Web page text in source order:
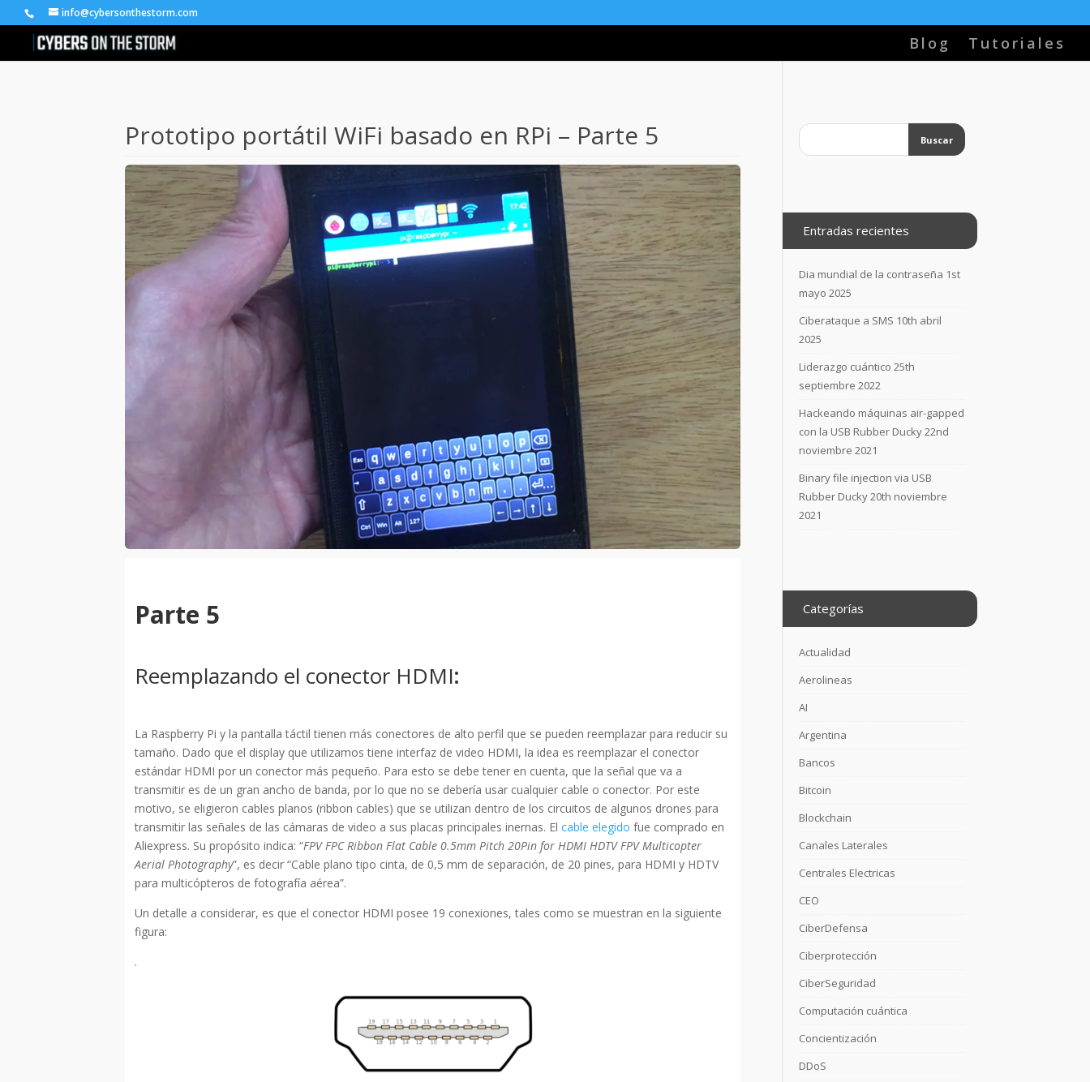
info@cybersonthestorm.com
Blog Tutoriales
Prototipo portátil WiFi basado en RPi – Parte 5
Parte 5
Reemplazando el conector HDMI:
La Raspberry Pi y la pantalla táctil tienen más conectores de alto perfil que se pueden reemplazar para reducir su
tamaño. Dado que el display que utilizamos tiene interfaz de video HDMI, la idea es reemplazar el conector
estándar HDMI por un conector más pequeño. Para esto se debe tener en cuenta, que la señal que va a
transmitir es de un gran ancho de banda, por lo que no se debería usar cualquier cable o conector. Por este
motivo, se eligieron cables planos (ribbon cables) que se utilizan dentro de los circuitos de algunos drones para
transmitir las señales de las cámaras de video a sus placas principales inernas. Elcable elegido fue comprado en
Aliexpress. Su propósito indica: “FPV FPC Ribbon Flat Cable 0.5mm Pitch 20Pin for HDMI HDTV FPV Multicopter
Aerial Photography”, es decir “Cable plano tipo cinta, de 0,5 mm de separación, de 20 pines, para HDMI y HDTV
para multicópteros de fotografía aérea”.
Un detalle a considerar, es que el conector HDMI posee 19 conexiones, tales como se muestran en la siguiente
figura:
.
Entradas recientes
Dia mundial de la contraseña 1st
mayo 2025
Ciberataque a SMS 10th abril
2025
Liderazgo cuántico 25th
septiembre 2022
Hackeando máquinas air-gapped
con la USB Rubber Ducky22nd
noviembre 2021
Binary file injection via USB
Rubber Ducky20th noviembre
2021
Categorías
Actualidad
Aerolineas
AI
Argentina
Bancos
Bitcoin
Blockchain
Canales Laterales
Centrales Electricas
CEO
CiberDefensa
Ciberprotección
CiberSeguridad
Computación cuántica
Concientización
DDoS